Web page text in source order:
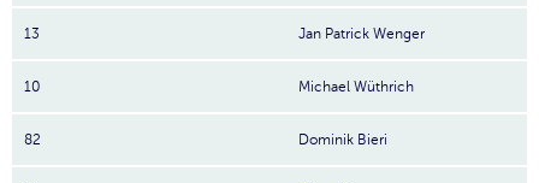
13 Jan Patrick Wenger
10 Michael Wüthrich
82 Dominik Bieri